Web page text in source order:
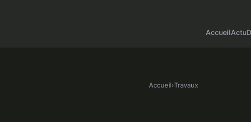
AccueilActu
Accueil›Travaux